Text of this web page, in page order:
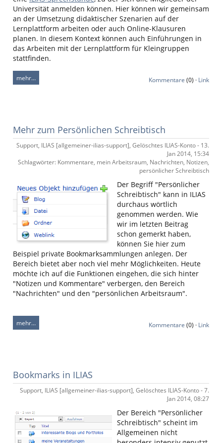
Universität anmelden können. Hier können wir gemeinsam
an der Umsetzung didaktischer Szenarien auf der
Lernplattform arbeiten oder auch Online-Klausuren
planen. In diesem Kontext können auch Einführungen in
das Arbeiten mit der Lernplattform für Kleingruppen
stattfinden.
mehr… Kommentare (0) · Link
Mehr zum Persönlichen Schreibtisch
Support, ILIAS [allgemeiner-ilias-support], Gelöschtes ILIAS-Konto - 13.
Jan 2014, 15:34
Schlagwörter: Kommentare, mein Arbeitsraum, Nachrichten, Notizen,
persönlicher Schreibtisch
Der Begriff "Persönlicher
Schreibtisch" kann in ILIAS
durchaus wörtlich
genommen werden. Wie
wir im letzten Beitrag
schon gemerkt haben,
können Sie hier zum
Beispiel private Bookmarksammlungen anlegen. Der
Bereich bietet aber noch viel mehr Möglichkeiten. Heute
möchte ich auf die Funktionen eingehen, die sich hinter
"Notizen und Kommentare" verbergen, den Bereich
"Nachrichten" und den "persönlichen Arbeitsraum".
mehr… Kommentare (0) · Link
Bookmarks in ILIAS
Support, ILIAS [allgemeiner-ilias-support], Gelöschtes ILIAS-Konto - 7.
Jan 2014, 08:27
Der Bereich "Persönlicher
Schreibtisch" scheint im
Allgemeinen nicht